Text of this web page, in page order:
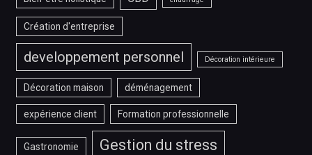
Création d'entreprise
developpement personnel Décoration intérieure
Décoration maison déménagement
expérience client Formation professionnelle
Gastronomie Gestion du stress